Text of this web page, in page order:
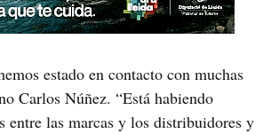
estado en contacto con muchas
Carlos Núñez. “Está habiendo
entre las marcas y los distribuidores y